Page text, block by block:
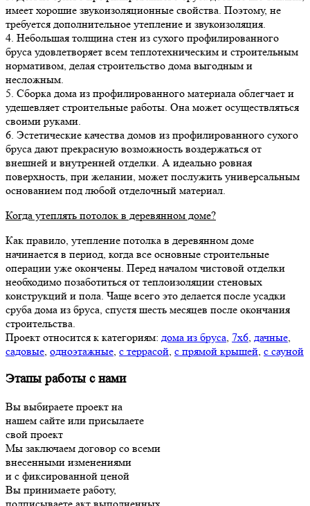
имеет хорошие звукоизоляционные свойства. Поэтому, не
требуется дополнительное утепление и звукоизоляция.
4. Небольшая толщина стен из сухого профилированного
бруса удовлетворяет всем теплотехническим и строительным
нормативом, делая строительство дома выгодным и
несложным.
5. Сборка дома из профилированного материала облегчает и
удешевляет строительные работы. Она может осуществляться
своими руками.
6. Эстетические качества домов из профилированного сухого
бруса дают прекрасную возможность воздержаться от
внешней и внутренней отделки. А идеально ровная
поверхность, при желании, может послужить универсальным
основанием под любой отделочный материал.
Когда утеплять потолок в деревянном доме?
Как правило, утепление потолка в деревянном доме
начинается в период, когда все основные строительные
операции уже окончены. Перед началом чистовой отделки
необходимо позаботиться от теплоизоляции стеновых
конструкций и пола. Чаще всего это делается после усадки
сруба дома из бруса, спустя шесть месяцев после окончания
строительства.
Проект относится к категориям: дома из бруса, 7х6, дачные,
садовые, одноэтажные, с террасой, с прямой крышей, с сауной
Этапы работы с нами
Вы выбираете проект на
нашем сайте или присылаете
свой проект
Мы заключаем договор со всеми
внесенными изменениями
и с фиксированной ценой
Вы принимаете работу,